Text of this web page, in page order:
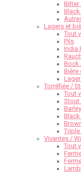
Bitter
Black
Lagers et
Tout
Pils
India
Bock
Bière
Torréfiée /
Tout
Stout
Black
Vivantes /
Tout